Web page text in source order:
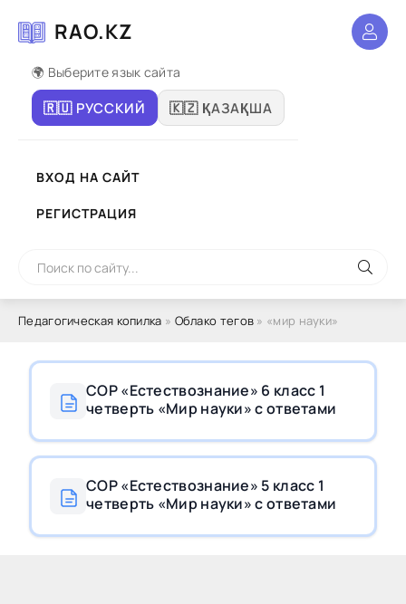
RAO.KZ
🌍 Выберите язык сайта
🇷🇺 РУССКИЙ 🇰🇿 ҚАЗАҚША
ВХОД НА САЙТ
РЕГИСТРАЦИЯ
Педагогическая копилка » Облако тегов » «мир науки»
СОР «Естествознание» 6 класс 1
четверть «Мир науки» с ответами
СОР «Естествознание» 5 класс 1
четверть «Мир науки» c ответами